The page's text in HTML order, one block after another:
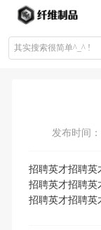
发布时间
招聘英才招聘英
招聘英才招聘英
招聘英才招聘英